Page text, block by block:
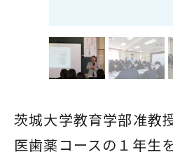
茨城大学教育学部准
医歯薬コースの１年生